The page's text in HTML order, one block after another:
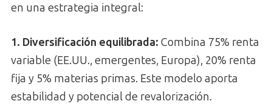
en una estrategia integral:
1. Diversificación equilibrada: Combina 75% renta
variable (EE.UU., emergentes, Europa), 20% renta
fija y 5% materias primas. Este modelo aporta
estabilidad y potencial de revalorización.